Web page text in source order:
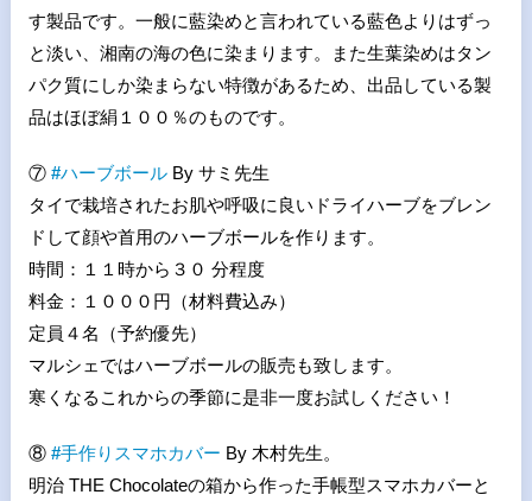
す製品です。一般に藍染めと言われている藍色よりはずっ
と淡い、湘南の海の色に染まります。また生葉染めはタン
パク質にしか染まらない特徴があるため、出品している製
品はほぼ絹１００％のものです。
⑦ #ハーブボールBy サミ先生
タイで栽培されたお肌や呼吸に良いドライハーブをブレン
ドして顔や首用のハーブボールを作ります。
時間：１１時から３０ 分程度
料金：１０００円（材料費込み）
定員４名（予約優先）
マルシェではハーブボールの販売も致します。
寒くなるこれからの季節に是非一度お試しください！
⑧ #手作りスマホカバー By 木村先生。
明治 THE Chocolateの箱から作った手帳型スマホカバーと